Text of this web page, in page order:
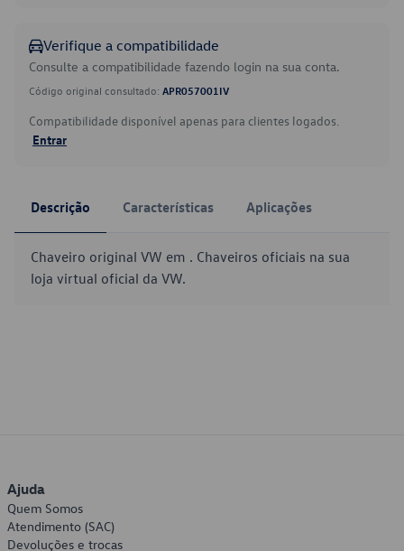
Verifique a compatibilidade
Consulte a compatibilidade fazendo login na sua conta.
Código original consultado: APR057001IV
Compatibilidade disponível apenas para clientes logados.
Entrar
Descrição Características Aplicações
Chaveiro original VW em . Chaveiros oficiais na sua
loja virtual oficial da VW.
Ajuda
Quem Somos
Atendimento (SAC)
Devoluções e trocas